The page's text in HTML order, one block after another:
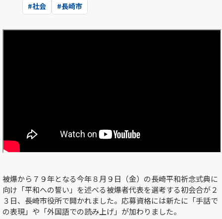
#社会 #長崎市
被爆から７９年となる今年８月９日（金）の長崎平和祈念式典に
向け「平和への誓い」を述べる被爆者代表を選考する初会合が２
３日、長崎市役所で開かれました。応募資格には新たに「手話で
の表現」や「外国語での読み上げ」が加わりました。